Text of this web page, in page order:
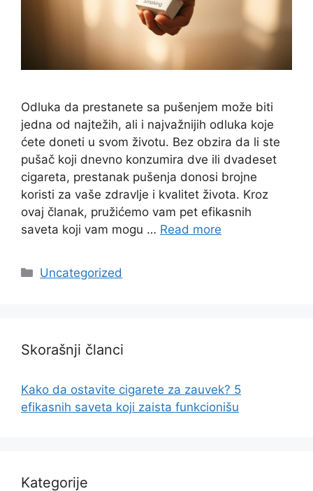
Odluka da prestanete sa pušenjem može biti
jedna od najtežih, ali i najvažnijih odluka koje
ćete doneti u svom životu. Bez obzira da li ste
pušač koji dnevno konzumira dve ili dvadeset
cigareta, prestanak pušenja donosi brojne
koristi za vaše zdravlje i kvalitet života. Kroz
ovaj članak, pružićemo vam pet efikasnih
saveta koji vam mogu … Read more
Categories
Uncategorized
Skorašnji članci
Kako da ostavite cigarete za zauvek? 5
efikasnih saveta koji zaista funkcionišu
Kategorije